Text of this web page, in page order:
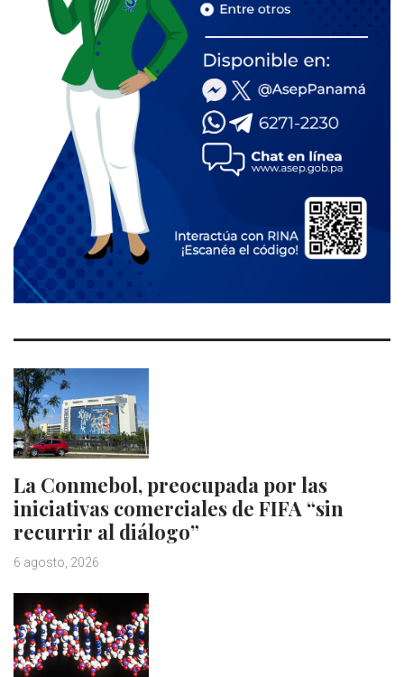
La Conmebol, preocupada por las
iniciativas comerciales de FIFA “sin
recurrir al diálogo”
6 agosto, 2026